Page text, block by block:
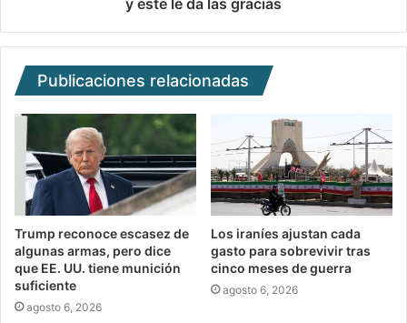
Publicaciones relacionadas
Trump reconoce escasez de
algunas armas, pero dice
que EE. UU. tiene munición
suficiente
agosto 6, 2026
Los iraníes ajustan cada
gasto para sobrevivir tras
cinco meses de guerra
agosto 6, 2026